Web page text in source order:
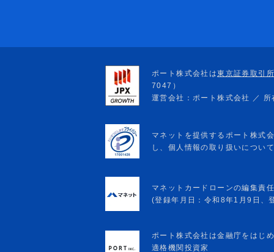
マネットカードローンの編集責
(登録年月日：令和8年1月9日
ポート株式会社は金融庁をはじ
適格機関投資家